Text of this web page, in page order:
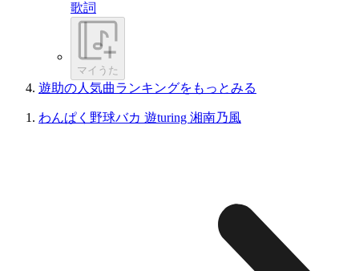
歌詞
マイうた
遊助の人気曲ランキングをもっとみる
わんぱく野球バカ 遊turing 湘南乃風